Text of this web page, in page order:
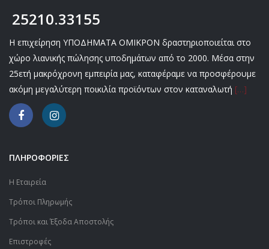
25210.33155
Η επιχείρηση ΥΠΟΔΗΜΑΤΑ ΟΜΙΚΡΟΝ δραστηριοποιείται στο
χώρο λιανικής πώλησης υποδημάτων από το 2000. Μέσα στην
25ετή μακρόχρονη εμπειρία μας, καταφέραμε να προσφέρουμε
ακόμη μεγαλύτερη ποικιλία προϊόντων στον καταναλωτή […]
ΠΛΗΡΟΦΟΡΙΕΣ
Η Εταιρεία
Τρόποι Πληρωμής
Τρόποι και Έξοδα Αποστολής
Επιστροφές